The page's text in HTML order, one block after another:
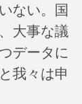
ない。国
大事な議
データに
我々は申